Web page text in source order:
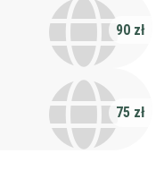
Filtruj
90 zł
75 zł